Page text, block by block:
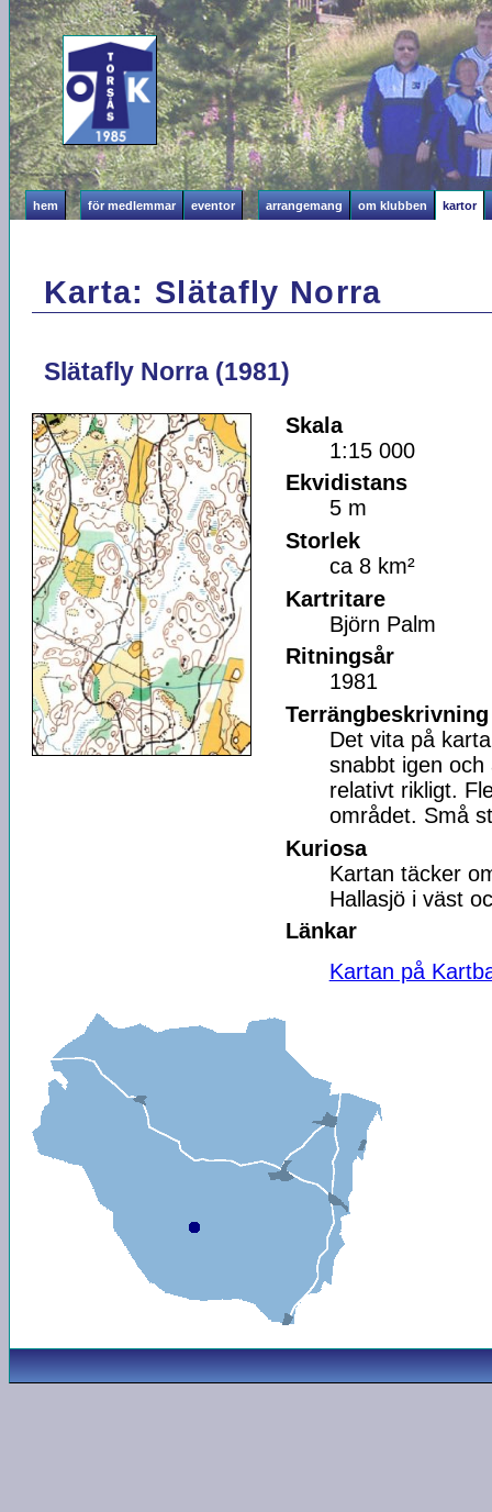
hem för medlemmar eventor arrangemang om klubben kartor
Karta: Slätafly Norra
Slätafly Norra (1981)
Skala
1:15 000
Ekvidistans
5 m
Storlek
ca 8 km²
Kartritare
Björn Palm
Ritningsår
1981
Terrängbeskrivning
Det vita på
snabbt igen
relativt rikligt.
området. Små
Kuriosa
Kartan täcker
Hallasjö i väst
Länkar
Kartan på